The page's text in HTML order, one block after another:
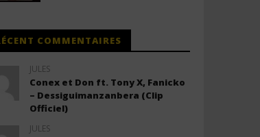
COMMENTAIRES
JULES
Conex et Don ft. Tony X, Fanicko
– Dessiguimanzanbera (Clip
Officiel)
JULES